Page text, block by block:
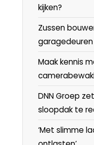
kijken?
Zussen
garagedeuren
Maak kennis
DNN Groep
sloopdak te
‘Met slimme